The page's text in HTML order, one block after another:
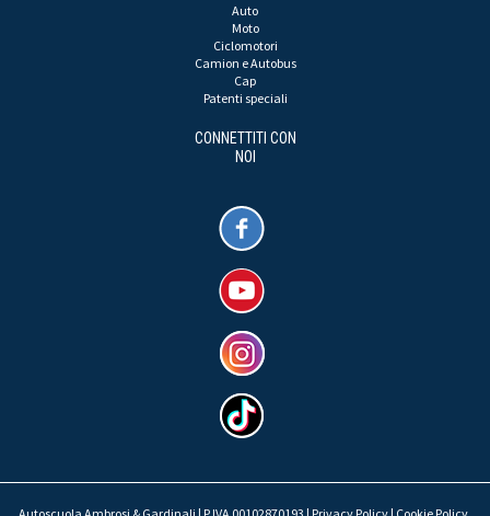
Auto
Moto
Ciclomotori
Camion e Autobus
Cap
Patenti speciali
CONNETTITI CON
NOI